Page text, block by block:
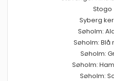
Stogo
Syberg
Søholm:
Søholm: Blå
Søholm:
Søholm:
Søholm: